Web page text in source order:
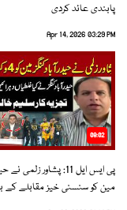
پابندی عائد کردی
Apr 14, 2026 03:29 PM
09:02
پی ایس ایل 11: پشاور زلمی
مین کو سنسنی خیز مقابلے